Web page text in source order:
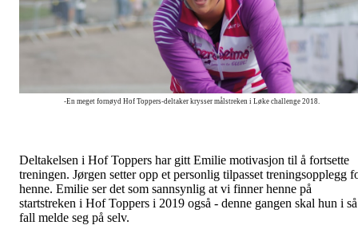
-En meget fornøyd Hof Toppers-deltaker krysser målstreken i Løke challenge 2018.
Deltakelsen i Hof Toppers har gitt Emilie motivasjon til å fortsette
treningen. Jørgen setter opp et personlig tilpasset treningsopplegg
henne. Emilie ser det som sannsynlig at vi finner henne på
startstreken i Hof Toppers i 2019 også - denne gangen skal hun i så
fall melde seg på selv.